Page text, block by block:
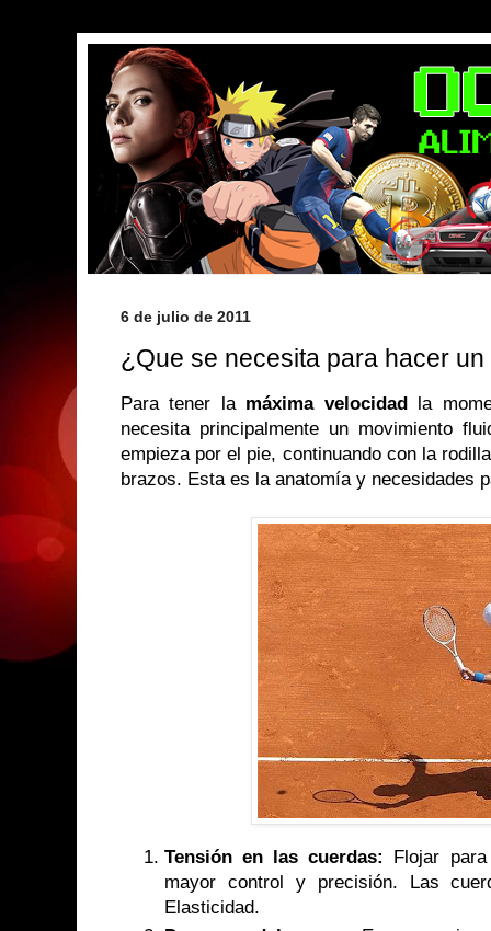
6 de julio de 2011
¿Que se necesita para hacer
Para tener lamáxima velocidadla
necesita principalmente un movimiento
empieza por el pie, continuando con la
brazos. Esta es la anatomía y necesidades
Tensión en las cuerdas:
Flojar
mayor control y precisión. Las
Elasticidad.